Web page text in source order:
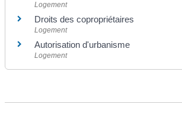
Logement
Droits des copropriétaires
Logement
Autorisation d'urbanisme
Logement